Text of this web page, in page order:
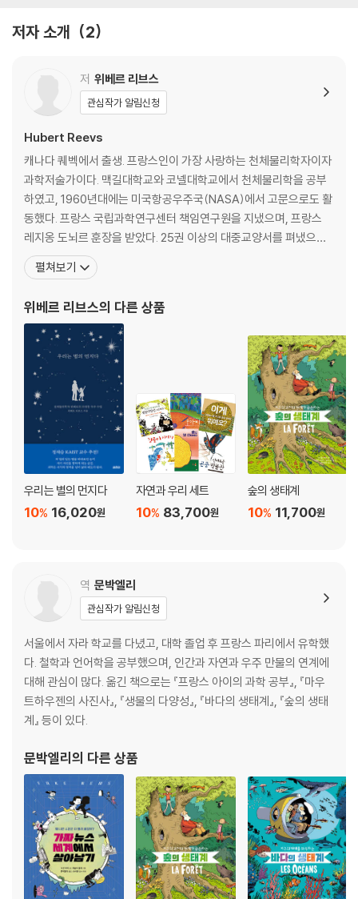
저자 소개 2
저 위베르 리브스
관심작가 알림신청
Hubert Reevs
캐나다 퀘벡에서 출생. 프랑스인이 가장 사랑하는 천체물리학자이자
과학저술가이다. 맥길대학교와 코넬대학교에서 천체물리학을 공부
하였고, 1960년대에는 미국항공우주국(NASA)에서 고문으로도 활
동했다. 프랑스 국립과학연구센터 책임연구원을 지냈으며, 프랑스
레지옹 도뇌르 훈장을 받았다. 25권 이상의 대중교양서를 펴냈으며,
그중 여러 권이 번역되어 베스트셀러 작가로 알려졌으며, 과학을 대
중화하는 데 크게 이바지했다. 몬트리올과 파리에서 우주론을 가르쳤
가로 변신한 그는 사라져가는 생물보호를 위해 힘쓰고 있으며, 환경
단체
펼쳐보기
위베르 리브스의 다른 상품
우리는 별의 먼지다
16,020원
10%
자연과 우리 세트
83,700원
10%
숲의 생태계
11,700원
10%
역 문박엘리
관심작가 알림신청
서울에서 자라 학교를 다녔고, 대학 졸업 후 프랑스 파리에서 유학했
다. 철학과 언어학을 공부했으며, 인간과 자연과 우주 만물의 연계에
대해 관심이 많다. 옮긴 책으로는 『프랑스 아이의 과학 공부』, 『마우
트하우젠의 사진사』, 『생물의 다양성』, 『바다의 생태계』, 『숲의 생태
계』 등이 있다.
문박엘리 의 다른 상품